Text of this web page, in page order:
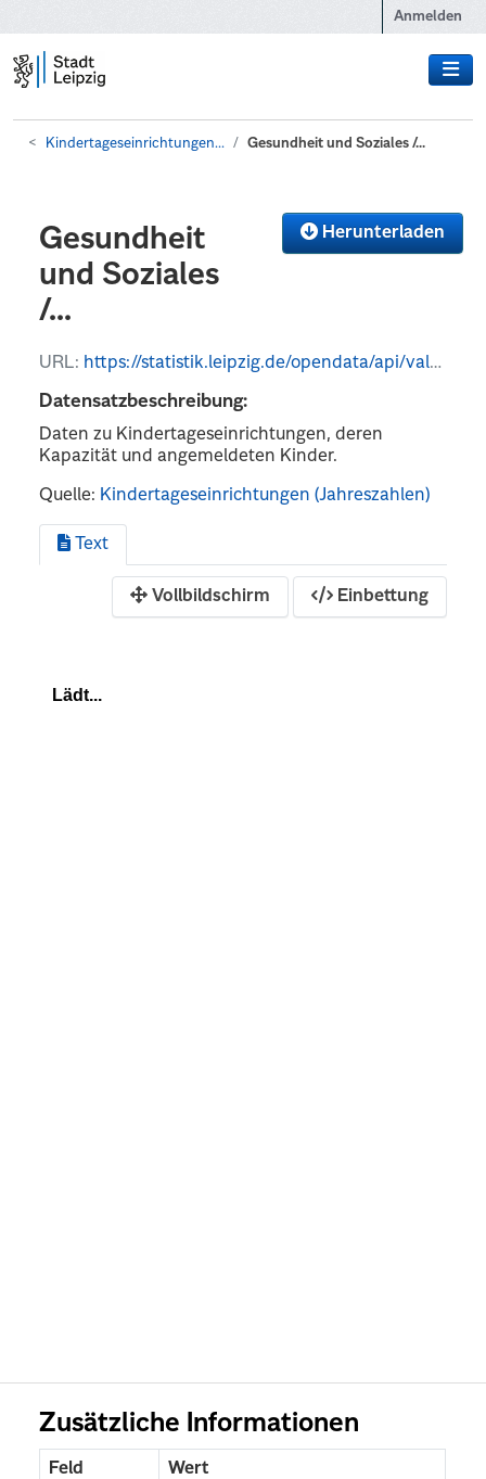
Anmelden
Kindertageseinrichtungen... Gesundheit und Soziales /...
Herunterladen
Gesundheit
und Soziales
/...
URL: https://statistik.leipzig.de/opendata/api/values?kategorie_nr=4&rubrik_nr=1&periode=y&format=json
Datensatzbeschreibung:
Daten zu Kindertageseinrichtungen, deren
Kapazität und angemeldeten Kinder.
Quelle: Kindertageseinrichtungen (Jahreszahlen)
Text
Vollbildschirm Einbettung
Zusätzliche Informationen
Feld Wert